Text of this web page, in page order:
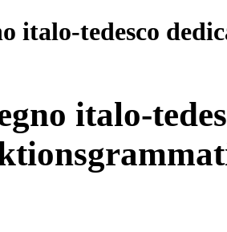
italo-tedesco
italo-